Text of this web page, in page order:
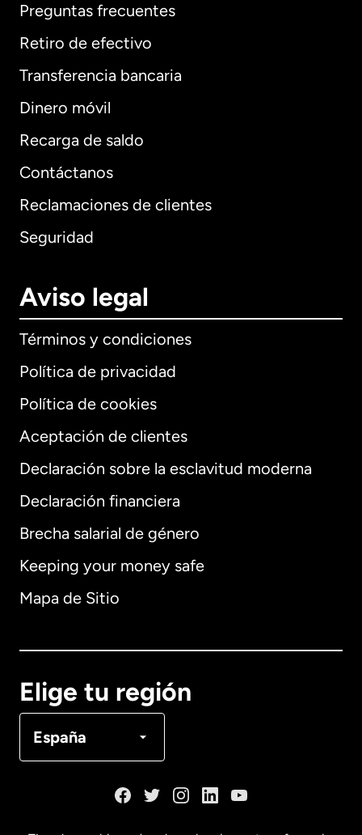
Preguntas frecuentes
Retiro de efectivo
Transferencia bancaria
Dinero móvil
Recarga de saldo
Contáctanos
Reclamaciones de clientes
Seguridad
Aviso legal
Términos y condiciones
Política de privacidad
Política de cookies
Aceptación de clientes
Declaración sobre la esclavitud moderna
Declaración financiera
Brecha salarial de género
Keeping your money safe
Mapa de Sitio
Elige tu región
España
Internacional English
Alemania
Français